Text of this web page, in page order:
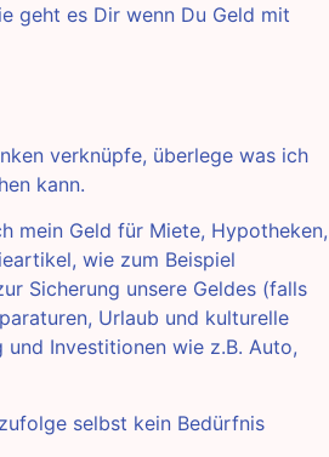
geht es Dir wenn Du Geld mit
verknüpfe, überlege was ich
kann.
mein Geld für Miete, Hypotheken,
wie zum Beispiel
Sicherung unsere Geldes (falls
Urlaub und kulturelle
Investitionen wie z.B. Auto,
selbst kein Bedürfnis